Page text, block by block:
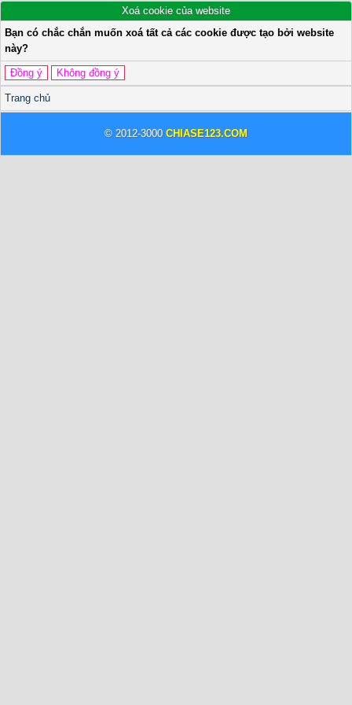
Xoá cookie của website
Bạn có chắc chắn muốn xoá tất cả các cookie được tạo bởi website
này?
Trang chủ
© 2012-3000 CHIASE123.COM